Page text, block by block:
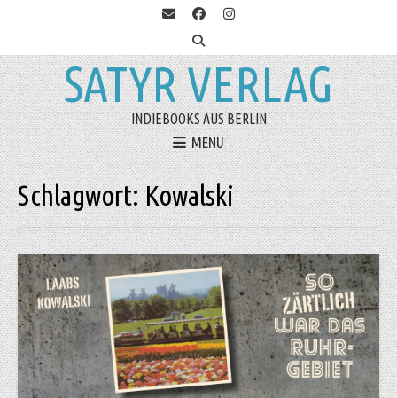
SATYR VERLAG
INDIEBOOKS AUS BERLIN
MENU
Schlagwort:Kowalski